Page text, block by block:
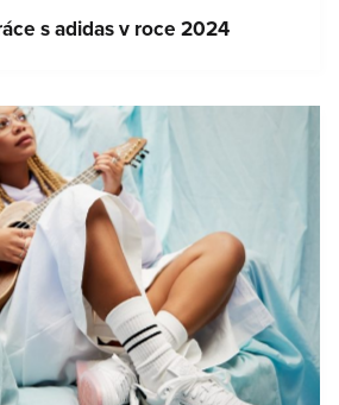
s adidas v roce 2024